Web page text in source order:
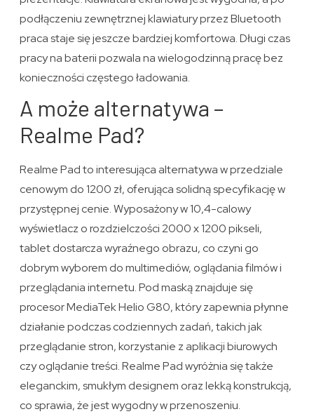
podłączeniu zewnętrznej klawiatury przez Bluetooth
praca staje się jeszcze bardziej komfortowa. Długi czas
pracy na baterii pozwala na wielogodzinną pracę bez
konieczności częstego ładowania.
A może alternatywa –
Realme Pad?
Realme Pad to interesująca alternatywa w przedziale
cenowym do 1200 zł, oferująca solidną specyfikację w
przystępnej cenie. Wyposażony w 10,4-calowy
wyświetlacz o rozdzielczości 2000 x 1200 pikseli,
tablet dostarcza wyraźnego obrazu, co czyni go
dobrym wyborem do multimediów, oglądania filmów i
przeglądania internetu. Pod maską znajduje się
procesor MediaTek Helio G80, który zapewnia płynne
działanie podczas codziennych zadań, takich jak
przeglądanie stron, korzystanie z aplikacji biurowych
czy oglądanie treści. Realme Pad wyróżnia się także
eleganckim, smukłym designem oraz lekką konstrukcją,
co sprawia, że jest wygodny w przenoszeniu.